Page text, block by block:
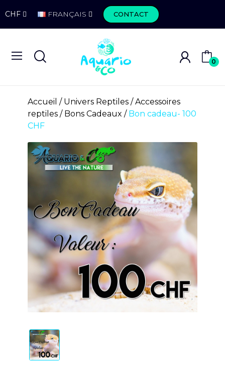
CHF FRANÇAIS CONTACT
0
Accueil Univers Reptiles
Accessoires
reptiles
Bons Cadeaux
Bon cadeau- 100
CHF